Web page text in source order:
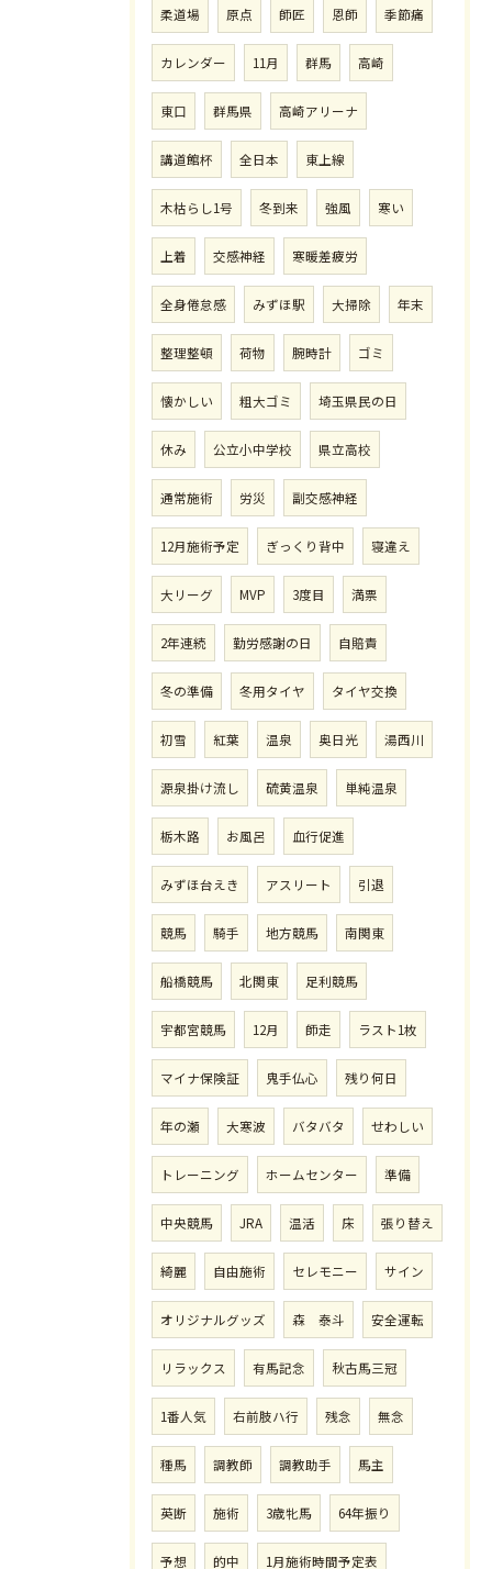
柔道場 原点 師匠 恩師 季節痛
カレンダー 11月 群馬 高崎
東口 群馬県 高崎アリーナ
講道館杯 全日本 東上線
木枯らし1号 冬到来 強風 寒い
上着 交感神経 寒暖差疲労
全身倦怠感 みずほ駅 大掃除 年末
整理整頓 荷物 腕時計 ゴミ
懐かしい 粗大ゴミ 埼玉県民の日
休み 公立小中学校 県立高校
通常施術 労災 副交感神経
12月施術予定 ぎっくり背中 寝違え
大リーグ MVP 3度目 満票
2年連続 勤労感謝の日 自賠責
冬の準備 冬用タイヤ タイヤ交換
初雪 紅葉 温泉 奥日光 湯西川
源泉掛け流し 硫黄温泉 単純温泉
栃木路 お風呂 血行促進
みずほ台えき アスリート 引退
競馬 騎手 地方競馬 南関東
船橋競馬 北関東 足利競馬
宇都宮競馬 12月 師走 ラスト1枚
マイナ保険証 鬼手仏心 残り何日
年の瀬 大寒波 バタバタ せわしい
トレーニング ホームセンター 準備
中央競馬 JRA 温活 床 張り替え
綺麗 自由施術 セレモニー サイン
オリジナルグッズ 森 泰斗 安全運転
リラックス 有馬記念 秋古馬三冠
1番人気 右前肢ハ行 残念 無念
種馬 調教師 調教助手 馬主
英断 施術 3歳牝馬 64年振り
予想 的中 1月施術時間予定表